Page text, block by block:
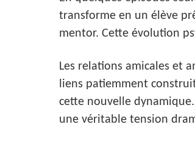
transforme en un élève
mentor. Cette évolution
Les relations amicales et
liens patiemment
cette nouvelle
une véritable tension